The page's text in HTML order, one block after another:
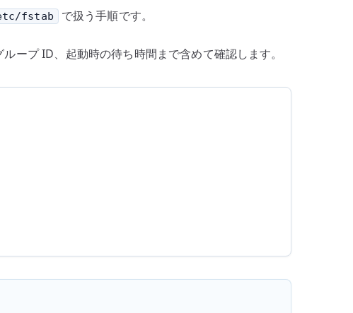
と
fstab
fstab で扱う手順です。
ープ ID、起動時の待ち時間まで含めて確認します。